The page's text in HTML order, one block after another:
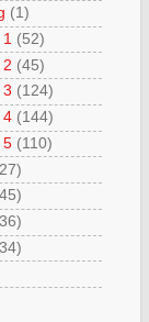
(1)
(52)
(45)
(124)
4 (144)
5 (110)